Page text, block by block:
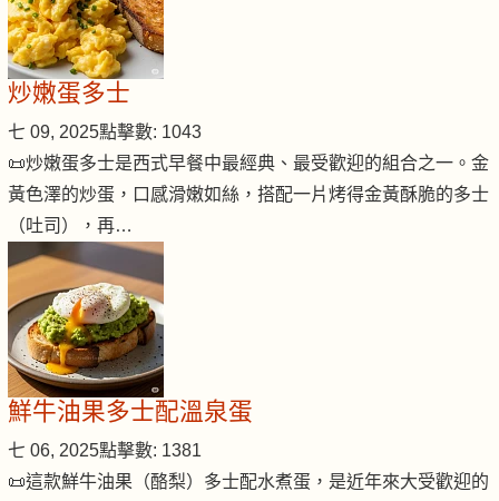
炒嫩蛋多士
七 09, 2025點擊數: 1043
📜炒嫩蛋多士是西式早餐中最經典、最受歡迎的組合之一。金
黃色澤的炒蛋，口感滑嫩如絲，搭配一片烤得金黃酥脆的多士
（吐司），再…
鮮牛油果多士配溫泉蛋
七 06, 2025點擊數: 1381
📜這款鮮牛油果（酪梨）多士配水煮蛋，是近年來大受歡迎的